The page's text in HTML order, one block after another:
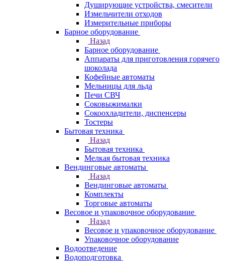
Душирующие устройства, смесители
Измельчители отходов
Измерительные приборы
Барное оборудование
Назад
Барное оборудование
Аппараты для приготовления горячего
шоколада
Кофейные автоматы
Мельницы для льда
Печи СВЧ
Соковыжималки
Сокоохладители, диспенсеры
Тостеры
Бытовая техника
Назад
Бытовая техника
Мелкая бытовая техника
Вендинговые автоматы
Назад
Вендинговые автоматы
Комплекты
Торговые автоматы
Весовое и упаковочное оборудование
Назад
Весовое и упаковочное оборудование
Упаковочное оборудование
Водоотведение
Водоподготовка